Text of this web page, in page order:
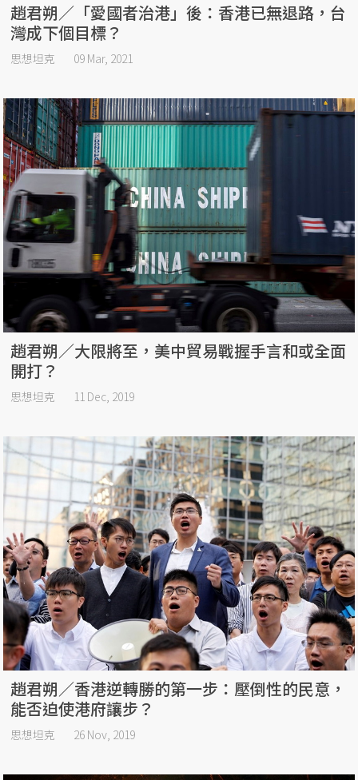
趙君朔／「愛國者治港」後：香港已無退路，台
灣成下個目標？
思想坦克 09 Mar, 2021
趙君朔／大限將至，美中貿易戰握手言和或全面
開打？
思想坦克 11 Dec, 2019
趙君朔／香港逆轉勝的第一步：壓倒性的民意，
能否迫使港府讓步？
思想坦克 26 Nov, 2019